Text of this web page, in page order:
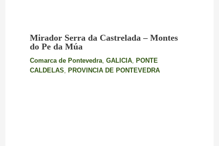
Mirador Serra da Castrelada – Montes
do Pe da Múa
Comarca de Pontevedra, GALICIA, PONTE
CALDELAS, PROVINCIA DE PONTEVEDRA